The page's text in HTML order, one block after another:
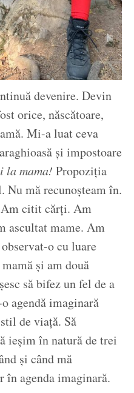
devenire. Devin
orice, născătoare,
Mi-a luat ceva
și impostoare
la mama! Propoziția
Nu mă recunoșteam în.
citit cărți. Am
ascultat mame. Am
o cu luare
și am două
să bifez un fel de a
agendă imaginară
de viață. Să
ieșim în natură de trei
și când mă
în agenda imaginară.